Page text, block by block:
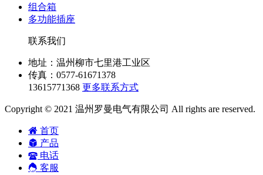
组合箱
多功能插座
联系我们
地址：温州柳市七里港工业区
传真：0577-61671378
13615771368 更多联系方式
Copyright © 2021 温州罗曼电气有限公司 All rights are reserved.
首页
产品
电话
客服